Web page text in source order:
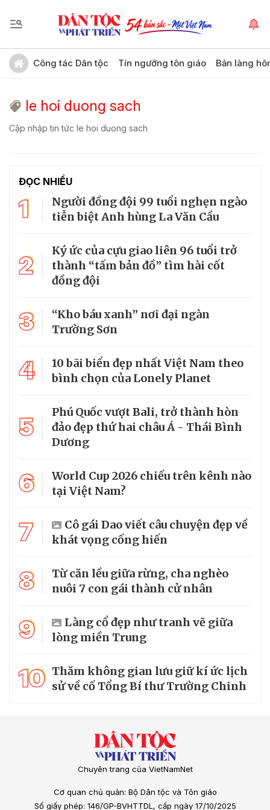
Công tác Dân tộc Tín ngưỡng tôn giáo Bản làng
le hoi duong sach
Cập nhập tin tức le hoi duong sach
ĐỌC NHIỀU
1
Người đồng đội 99 tuổi nghẹn ngào
tiễn biệt Anh hùng La Văn Cầu
2
Ký ức của cựu giao liên 96 tuổi trở
thành “tấm bản đồ” tìm hài cốt
đồng đội
3
“Kho báu xanh” nơi đại ngàn
Trường Sơn
4
10 bãi biển đẹp nhất Việt Nam theo
bình chọn của Lonely Planet
5
Phú Quốc vượt Bali, trở thành hòn
đảo đẹp thứ hai châu Á - Thái Bình
Dương
6
World Cup 2026 chiếu trên kênh nào
tại Việt Nam?
7
Cô gái Dao viết câu chuyện đẹp về
khát vọng cống hiến
8
Từ căn lều giữa rừng, cha nghèo
nuôi 7 con gái thành cử nhân
9
Làng cổ đẹp như tranh vẽ giữa
lòng miền Trung
10 Thăm không gian lưu giữ kí ức lịch
sử về cố Tổng Bí thư Trường Chinh
Chuyên trang của VietNamNet
Cơ quan chủ quản: Bộ Dân tộc và Tôn giáo
Số giấy phép: 146/GP-BVHTTDL, cấp ngày 17/10/2025